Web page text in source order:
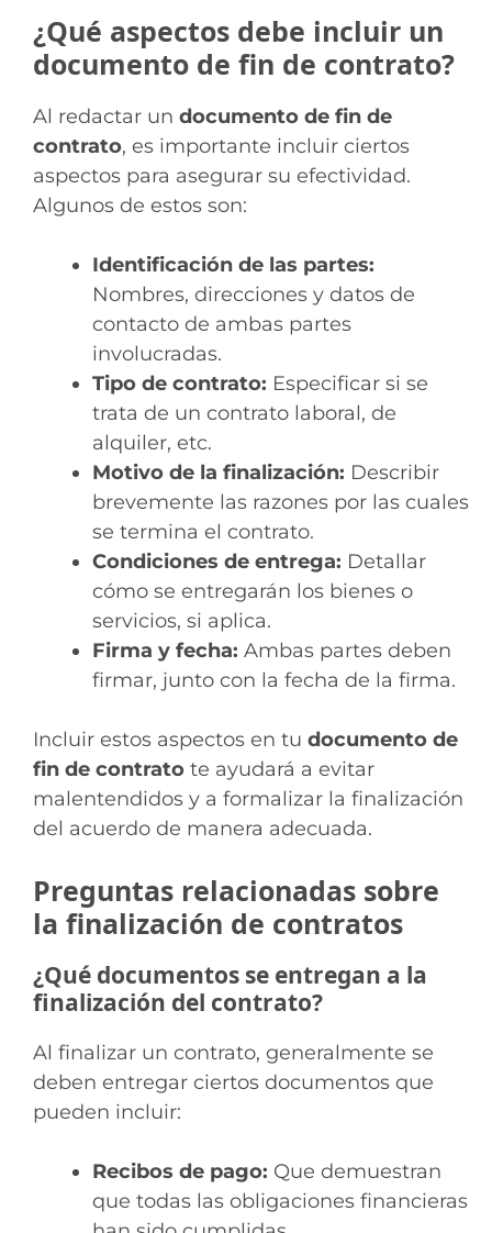
¿Qué aspectos debe incluir un
documento de fin de contrato?
Al redactar un documento de fin de
contrato, es importante incluir ciertos
aspectos para asegurar su efectividad.
Algunos de estos son:
Identificación de las partes:
Nombres, direcciones y datos de
contacto de ambas partes
involucradas.
Tipo de contrato: Especificar si se
trata de un contrato laboral, de
alquiler, etc.
Motivo de la finalización: Describir
brevemente las razones por las cuales
se termina el contrato.
Condiciones de entrega: Detallar
cómo se entregarán los bienes o
servicios, si aplica.
Firma y fecha: Ambas partes deben
firmar, junto con la fecha de la firma.
Incluir estos aspectos en tu documento de
fin de contrato te ayudará a evitar
malentendidos y a formalizar la finalización
del acuerdo de manera adecuada.
Preguntas relacionadas sobre
la finalización de contratos
¿Qué documentos se entregan a la
finalización del contrato?
Al finalizar un contrato, generalmente se
deben entregar ciertos documentos que
pueden incluir:
Recibos de pago: Que demuestran
que todas las obligaciones financieras